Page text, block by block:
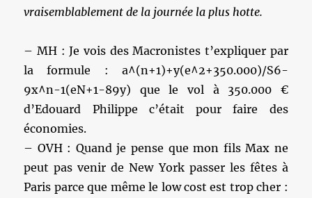
vraisemblablement de la journée la plus hotte.
– MH : Je vois des Macronistes t’expliquer par
la formule : a^(n+1)+y(e^2+350.000)/S6-
9x^n-1(eN+1-89y) que le vol à 350.000 €
d’Edouard Philippe c’était pour faire des
économies.
– OVH : Quand je pense que mon fils Max ne
peut pas venir de New York passer les fêtes à
Paris parce que même le low cost est trop cher :